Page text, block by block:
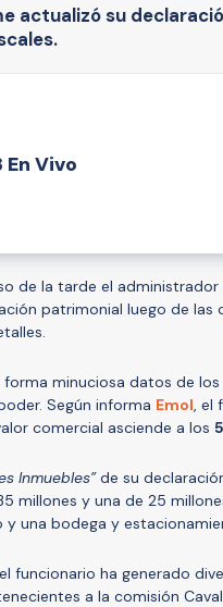
actualizó su
En Vivo
de la tarde el administrador
patrimonial luego de
minuciosa datos de
Según informa Emol, el
comercial asciende a los
Inmuebles”de su
millones y una de 25
y una bodega y
funcionario ha generado
a la comisión